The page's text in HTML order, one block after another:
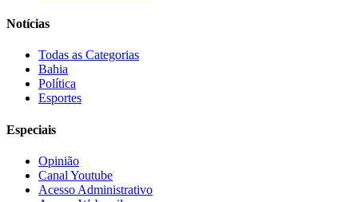
Notícias
Todas as Categorias
Bahia
Política
Esportes
Especiais
Opinião
Canal Youtube
Acesso Administrativo